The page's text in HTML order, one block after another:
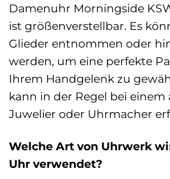
Damenuhr Morningside
ist größenverstellbar. Es
Glieder entnommen oder
werden, um eine perfekte
Ihrem Handgelenk zu
kann in der Regel bei
Juwelier oder Uhrmacher
Welche Art von Uhrwerk
Uhr verwendet?